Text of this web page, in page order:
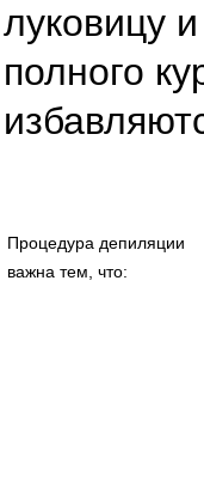
луковицу
полного
Процедура депиляции
важна тем, что: